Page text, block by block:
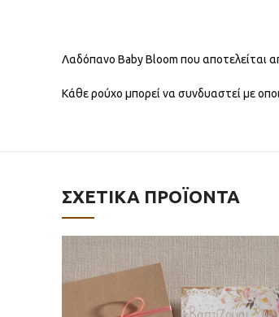
Λαδόπανο Baby Bloom που αποτελείται
Κάθε ρούχο μπορεί να συνδυαστεί με
ΣΧΕΤΙΚΆ ΠΡΟΪΌΝΤΑ